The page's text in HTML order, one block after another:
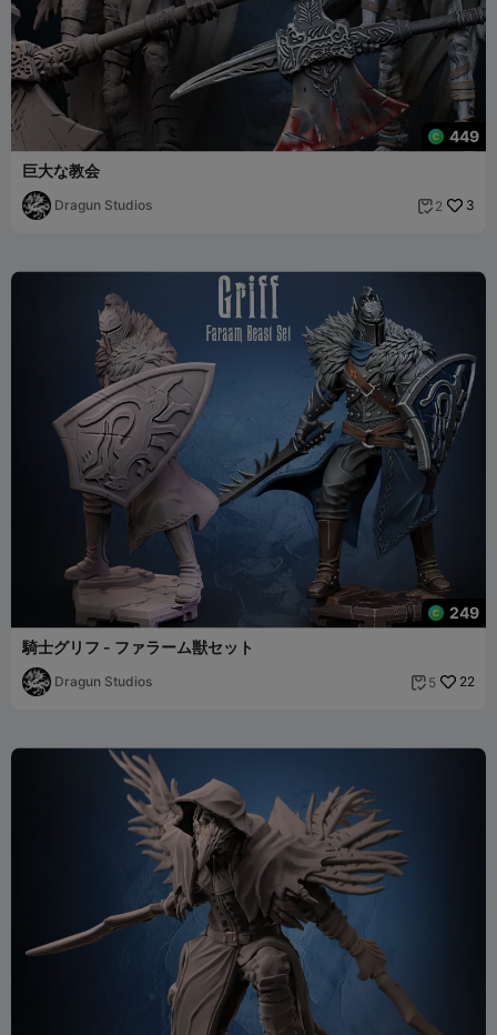
449
巨大な教会
Dragun Studios  2 3
249
騎士グリフ - ファラーム獣セット
Dragun Studios  5 22